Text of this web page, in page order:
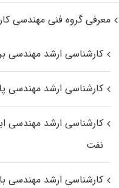
معرفی گروه فنی مهندسی
کارشناسی ارشد مهندسی
کارشناسی ارشد مهندسی
کارشناسی ارشد مهندسی
نفت
کارشناسی ارشد مهندسی